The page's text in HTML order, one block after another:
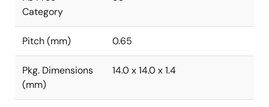
Category
Pitch (mm) 0.65
Pkg. Dimensions
(mm)
14.0 x 14.0 x 1.4